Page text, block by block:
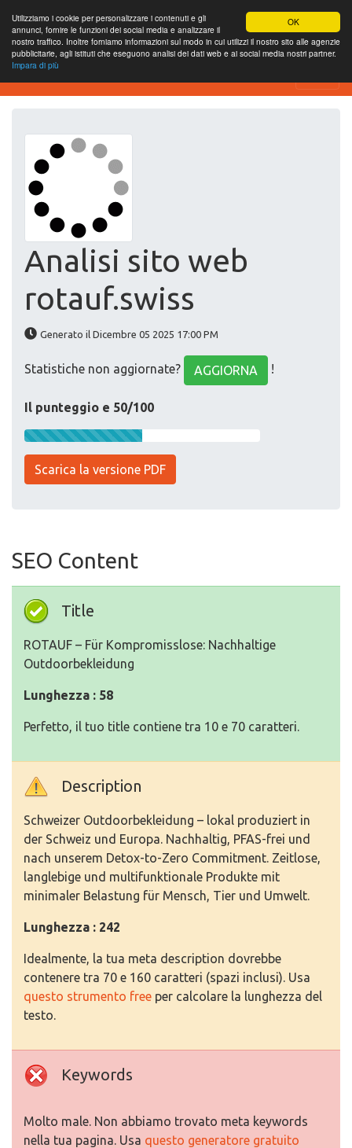
OK
Utilizziamo i cookie per personalizzare i contenuti e gli
annunci, fornire le funzioni dei social media e analizzare il
nostro traffico. Inoltre forniamo informazioni sul modo in cui utilizzi il nostro sito alle agenzie
pubblicitarie, agli istituti che eseguono analisi dei dati web e ai social media nostri partner.
Impara di più
Website-SEO-Überprüfung
Analisi sito web
rotauf.swiss
Generato il Dicembre 05 2025 17:00 PM
Statistiche non aggiornate? AGGIORNA !
Il punteggio e 50/100
Scarica la versione PDF
SEO Content
Title
ROTAUF – Für Kompromisslose: Nachhaltige
Outdoorbekleidung
Lunghezza : 58
Perfetto, il tuo title contiene tra 10 e 70 caratteri.
Description
Schweizer Outdoorbekleidung – lokal produziert in
der Schweiz und Europa. Nachhaltig, PFAS-frei und
nach unserem Detox-to-Zero Commitment. Zeitlose,
langlebige und multifunktionale Produkte mit
minimaler Belastung für Mensch, Tier und Umwelt.
Lunghezza : 242
Idealmente, la tua meta description dovrebbe
contenere tra 70 e 160 caratteri (spazi inclusi). Usa
questo strumento free per calcolare la lunghezza del
testo.
Keywords
Molto male. Non abbiamo trovato meta keywords
nella tua pagina. Usa questo generatore gratuito